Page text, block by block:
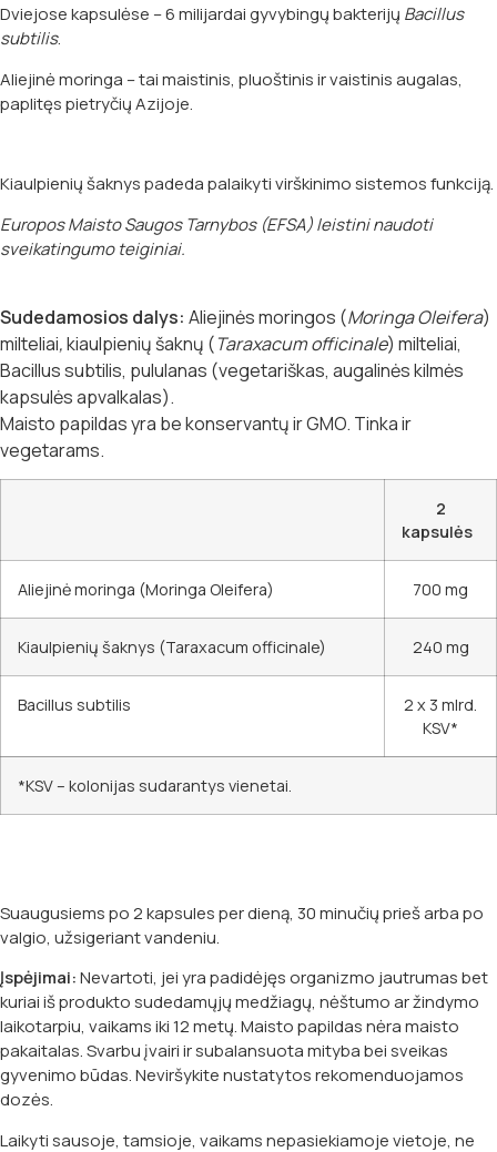
Dviejose kapsulėse – 6 milijardai gyvybingų bakterijų Bacillus
subtilis.
Aliejinė moringa – tai maistinis, pluoštinis ir vaistinis augalas,
paplitęs pietryčių Azijoje.
Kiaulpienių šaknys padeda palaikyti virškinimo sistemos funkciją.
Europos Maisto Saugos Tarnybos (EFSA) leistini naudoti
sveikatingumo teiginiai.
Sudedamosios dalys: Aliejinės moringos (Moringa Oleifera)
milteliai,kiaulpienių šaknų (Taraxacum officinale) milteliai,
Bacillus subtilis, pululanas (vegetariškas, augalinės kilmės
kapsulės apvalkalas).
Maisto papildas yra be konservantų ir GMO. Tinka ir
vegetarams.
2
kapsulės
Aliejinė moringa (Moringa Oleifera) 700 mg
Kiaulpienių šaknys (Taraxacum officinale) 240 mg
Bacillus subtilis
2 x 3 mlrd.
KSV*
*KSV – kolonijas sudarantys vienetai.
Suaugusiems po 2 kapsules per dieną, 30 minučių prieš arba po
valgio, užsigeriant vandeniu.
Įspėjimai:Nevartoti, jei yra padidėjęs organizmo jautrumas bet
kuriai iš produkto sudedamųjų medžiagų, nėštumo ar žindymo
laikotarpiu, vaikams iki 12 metų. Maisto papildas nėra maisto
pakaitalas. Svarbu įvairi ir subalansuota mityba bei sveikas
gyvenimo būdas. Neviršykite nustatytos rekomenduojamos
dozės.
Laikyti sausoje, tamsioje, vaikams nepasiekiamoje vietoje, ne